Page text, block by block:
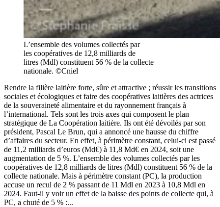
L’ensemble des volumes collectés par
les coopératives de 12,8 milliards de
litres (Mdl) constituent 56 % de la collecte
nationale. ©Cniel
Rendre la filière laitière forte, sûre et attractive ; réussir les transitions
sociales et écologiques et faire des coopératives laitières des actrices
de la souveraineté alimentaire et du rayonnement français à
l’international. Tels sont les trois axes qui composent le plan
stratégique de La Coopération laitière. Ils ont été dévoilés par son
président, Pascal Le Brun, qui a annoncé une hausse du chiffre
d’affaires du secteur. En effet, à périmètre constant, celui-ci est passé
de 11,2 milliards d’euros (Md€) à 11,8 Md€ en 2024, soit une
augmentation de 5 %. L’ensemble des volumes collectés par les
coopératives de 12,8 milliards de litres (Mdl) constituent 56 % de la
collecte nationale. Mais à périmètre constant (PC), la production
accuse un recul de 2 % passant de 11 Mdl en 2023 à 10,8 Mdl en
2024. Faut-il y voir un effet de la baisse des points de collecte qui, à
PC, a chuté de 5 % :...